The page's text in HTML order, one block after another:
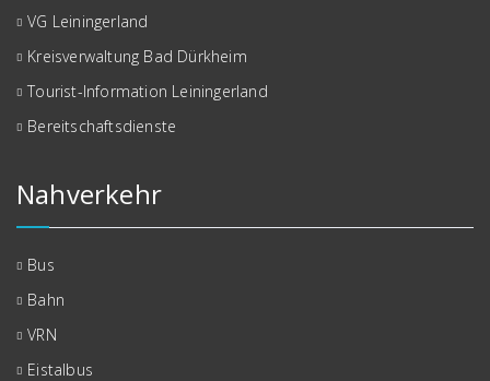
VG Leiningerland
Kreisverwaltung Bad Dürkheim
Tourist-Information Leiningerland
Bereitschaftsdienste
Nahverkehr
Bus
Bahn
VRN
Eistalbus